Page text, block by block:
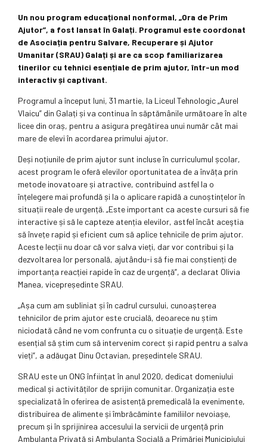
Un nou program educațional nonformal, „Ora de Prim
Ajutor”, a fost lansat în Galați. Programul este coordonat
de Asociația pentru Salvare, Recuperare și Ajutor
Umanitar (SRAU) Galați și are ca scop familiarizarea
tinerilor cu tehnici esențiale de prim ajutor, într-un mod
interactiv și captivant.
Programul a început luni, 31 martie, la Liceul Tehnologic „Aurel
Vlaicu” din Galați și va continua în săptămânile următoare în alte
licee din oraș, pentru a asigura pregătirea unui număr cât mai
mare de elevi în acordarea primului ajutor.
Deși noțiunile de prim ajutor sunt incluse în curriculumul școlar,
acest program le oferă elevilor oportunitatea de a învăța prin
metode inovatoare și atractive, contribuind astfel la o
înțelegere mai profundă și la o aplicare rapidă a cunoștințelor în
situații reale de urgență. „Este important ca aceste cursuri să fie
interactive și să le capteze atenția elevilor, astfel încât aceştia
să învețe rapid și eficient cum să aplice tehnicile de prim ajutor.
Aceste lecții nu doar că vor salva vieți, dar vor contribui și la
dezvoltarea lor personală, ajutându-i să fie mai conștienți de
importanța reacției rapide în caz de urgență”, a declarat Olivia
Manea, vicepreședinte SRAU.
„Așa cum am subliniat și în cadrul cursului, cunoașterea
tehnicilor de prim ajutor este crucială, deoarece nu știm
niciodată când ne vom confrunta cu o situație de urgență. Este
esențial să știm cum să intervenim corect și rapid pentru a salva
vieți”, a adăugat Dinu Octavian, președintele SRAU.
SRAU este un ONG înființat în anul 2020, dedicat domeniului
medical și activităților de sprijin comunitar. Organizația este
specializată în oferirea de asistență premedicală la evenimente,
distribuirea de alimente și îmbrăcăminte familiilor nevoiașe,
precum și în sprijinirea accesului la servicii de urgență prin
Ambulanța Privată și Ambulanța Socială a Primăriei Municipiului